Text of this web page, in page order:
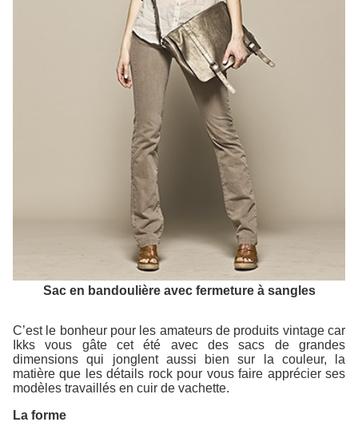
Sac en bandoulière avec fermeture à sangles
C’est le bonheur pour les amateurs de produits vintage car
Ikks vous gâte cet été avec des sacs de grandes
dimensions qui jonglent aussi bien sur la couleur, la
matière que les détails rock pour vous faire apprécier ses
modèles travaillés en cuir de vachette.
La forme